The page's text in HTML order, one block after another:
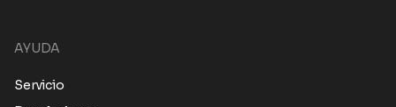
AYUDA
Servicio